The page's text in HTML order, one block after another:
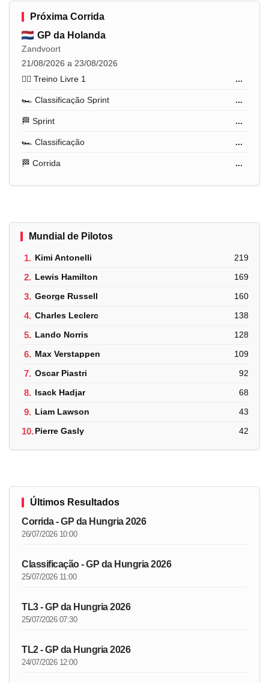
Próxima Corrida
GP da Holanda
Zandvoort
21/08/2026 a 23/08/2026
🏋️‍♂️ Treino Livre 1
...
🏎️ Classificação Sprint ...
🏁 Sprint ...
🏎️ Classificação ...
🏁 Corrida ...
Mundial de Pilotos
1. Kimi Antonelli 219
2. Lewis Hamilton 169
3. George Russell 160
4. Charles Leclerc 138
5. Lando Norris 128
6. Max Verstappen 109
7. Oscar Piastri 92
8. Isack Hadjar 68
9. Liam Lawson 43
10.Pierre Gasly 42
Últimos Resultados
Corrida - GP da Hungria 2026
26/07/2026 10:00
Classificação - GP da Hungria 2026
25/07/2026 11:00
TL3 - GP da Hungria 2026
25/07/2026 07:30
TL2 - GP da Hungria 2026
24/07/2026 12:00